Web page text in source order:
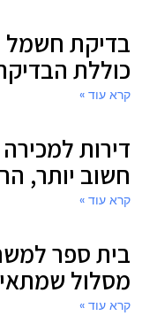
בדיקת
כוללת
קרא עוד »
דירות
חשוב יותר,
קרא עוד »
בית ספר
מסלול
קרא עוד »